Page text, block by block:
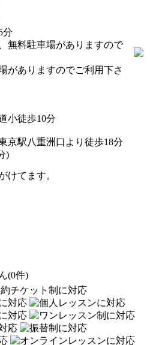
分
無料駐車場がありますので
がありますのでご利用下さ
小徒歩10分
京駅八重洲口より徒歩18分
)
けてます。
(0件)